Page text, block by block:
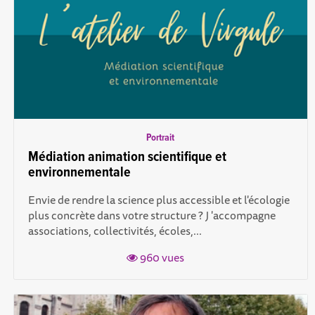
Portrait
Médiation animation scientifique et
environnementale
Envie de rendre la science plus accessible et l'écologie
plus concrète dans votre structure ? J 'accompagne
associations, collectivités, écoles,...
960 vues